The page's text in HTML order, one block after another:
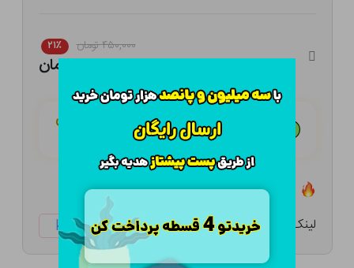
۴۵۰,۰۰۰ تومان ۲۱٪
۳۵۵,۵۰۰ تومان
هـر قسط با تــرب‌پــی:
تعداد ۳ عدد در انبار موجود است
لینک کوتاه: ketabtala.com/sbp-8677